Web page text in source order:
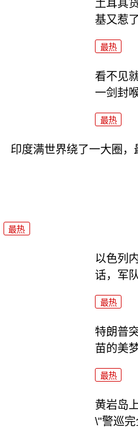
土耳其
基又惹
最热
看不见
一剑封
最热
印度满世界绕了一大圈，
最热
以色列
话，军
最热
特朗普
苗的美
最热
黄岩岛
\"警巡